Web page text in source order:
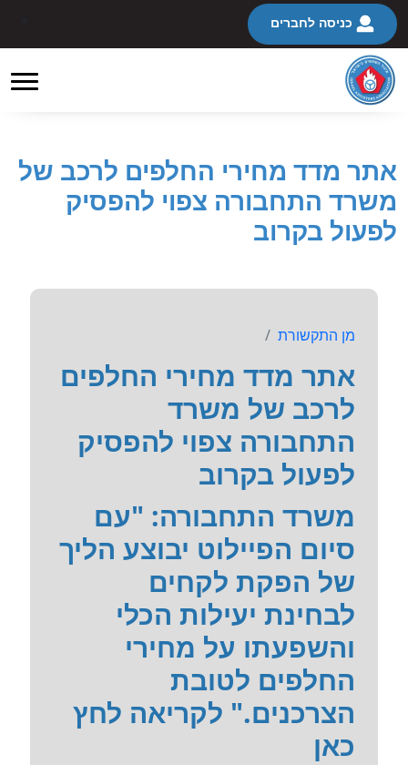
כניסה לחברים
אתר מדד מחירי החלפים לרכב של
משרד התחבורה צפוי להפסיק
לפעול בקרוב
מן התקשורת
אתר מדד מחירי החלפים
לרכב של משרד
התחבורה צפוי להפסיק
לפעול בקרוב
משרד התחבורה: "עם
סיום הפיילוט יבוצע הליך
של הפקת לקחים
לבחינת יעילות הכלי
והשפעתו על מחירי
החלפים לטובת
הצרכנים." לקריאה לחץ
כאן